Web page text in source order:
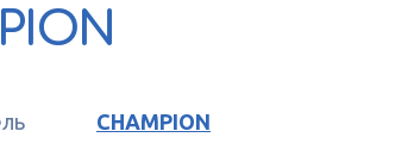
CHAMPION